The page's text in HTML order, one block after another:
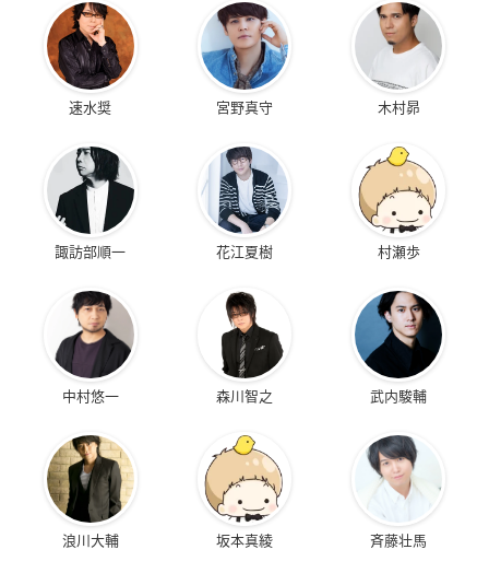
速水奨 宮野真守 木村昴
諏訪部順一 花江夏樹 村瀬歩
中村悠一 森川智之 武内駿輔
浪川大輔 坂本真綾 斉藤壮馬